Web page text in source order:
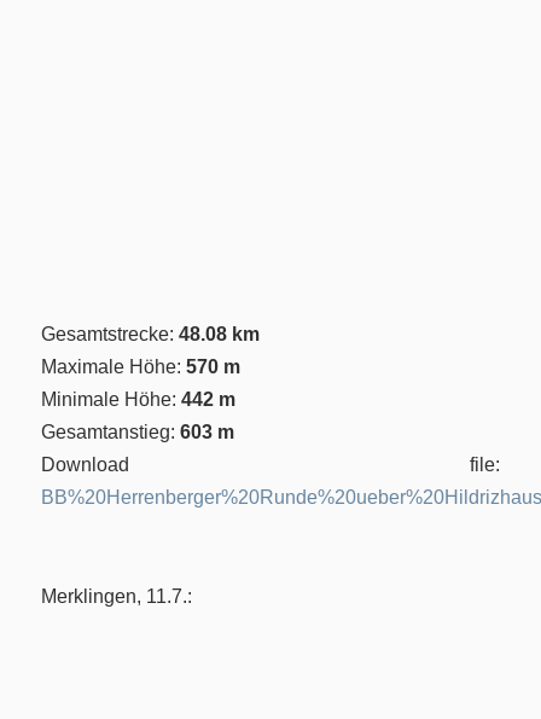
Gesamtstrecke: 48.08 km
Maximale Höhe: 570 m
Minimale Höhe: 442 m
Gesamtanstieg: 603 m
Download file:
Merklingen, 11.7.: